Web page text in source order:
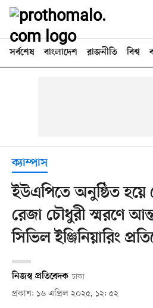
সর্বশেষ বাংলাদেশ রাজনীতি বিশ্ব
ক্যাম্পাস
ইউএপিতে অনুষ্ঠিত
রেজা চৌধুরী স্মরণে
সিভিল ইঞ্জিনিয়ারিং
নিজস্ব প্রতিবেদক ঢাকা
প্রকাশ: ১৬ এপ্রিল ২০২৫, ১২: ৫২